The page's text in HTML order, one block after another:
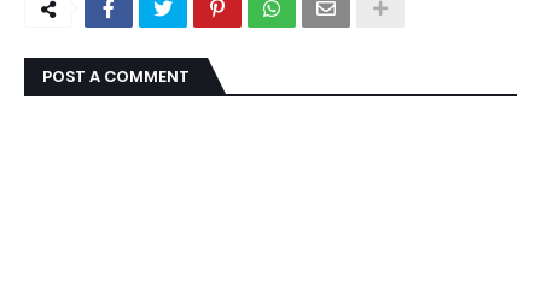
POST A COMMENT